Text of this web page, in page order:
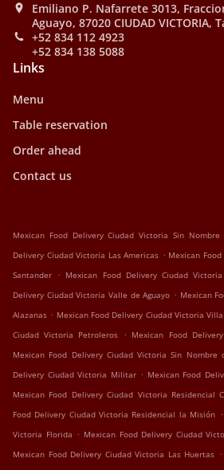
Emiliano P. Nafarrete 3013,
Aguayo, 87020 CIUDAD VICTORIA,
+52 834 112 4923
+52 834 138 5088
Links
Menu
Table reservation
Order ahead
Contact us
Mexican Food Delivery Ciudad Victoria Sin
Delivery Ciudad Victoria Las Americas . Mexican
Santander . Mexican Food Delivery Ciudad
Delivery Ciudad Victoria Valle de Aguayo . Mexican
Alazanas . Mexican Food Delivery Ciudad Victoria
Ciudad Victoria Petroleros . Mexican Food
Mexican Food Delivery Ciudad Victoria Sin Nombre
Delivery Ciudad Victoria Militar . Mexican Food
Mexican Food Delivery Ciudad Victoria Residencial
Food Delivery Ciudad Victoria Residencial la Misión .
Victoria Florida . Mexican Food Delivery Ciudad
Mexican Food Delivery Ciudad Victoria Las Huertas .